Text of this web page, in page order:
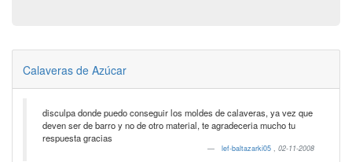
Calaveras de Azúcar
disculpa donde puedo conseguir los moldes de calaveras, ya vez que
deven ser de barro y no de otro material, te agradeceria mucho tu
respuesta gracias
lef-baltazarki05 , 02-11-2008